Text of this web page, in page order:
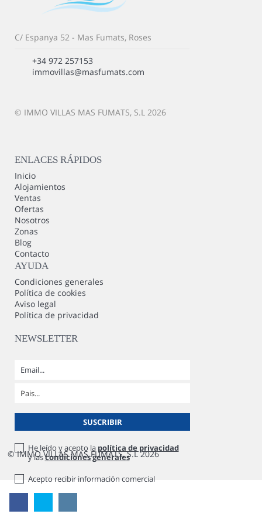
C/ Espanya 52 - Mas Fumats, Roses
+34 972 257153
immovillas@masfumats.com
© IMMO VILLAS MAS FUMATS, S.L 2026
ENLACES RÁPIDOS
Inicio
Alojamientos
Ventas
Ofertas
Nosotros
Zonas
Blog
Contacto
AYUDA
Condiciones generales
Política de cookies
Aviso legal
Política de privacidad
NEWSLETTER
He leído y acepto la política de privacidad
y lascondiciones generales
Acepto recibir información comercial
© IMMO VILLAS MAS FUMATS, S.L 2026